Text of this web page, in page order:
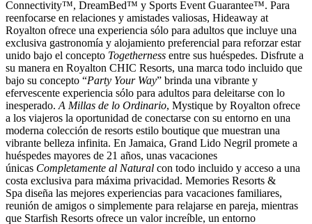
Connectivity™, DreamBed™ y Sports Event Guarantee™. Para
reenfocarse en relaciones y amistades valiosas, Hideaway at
Royalton ofrece una experiencia sólo para adultos que incluye una
exclusiva gastronomía y alojamiento preferencial para reforzar estar
unido bajo el concepto Togetherness entre sus huéspedes. Disfrute a
su manera en Royalton CHIC Resorts, una marca todo incluido que
bajo su concepto “Party Your Way” brinda una vibrante y
efervescente experiencia sólo para adultos para deleitarse con lo
inesperado. A Millas de lo Ordinario, Mystique by Royalton ofrece
a los viajeros la oportunidad de conectarse con su entorno en una
moderna colección de resorts estilo boutique que muestran una
vibrante belleza infinita. En Jamaica, Grand Lido Negril promete a
huéspedes mayores de 21 años, unas vacaciones
únicas Completamente al Natural con todo incluido y acceso a una
costa exclusiva para máxima privacidad. Memories Resorts &
Spa diseña las mejores experiencias para vacaciones familiares,
reunión de amigos o simplemente para relajarse en pareja, mientras
que Starfish Resorts ofrece un valor increíble, un entorno